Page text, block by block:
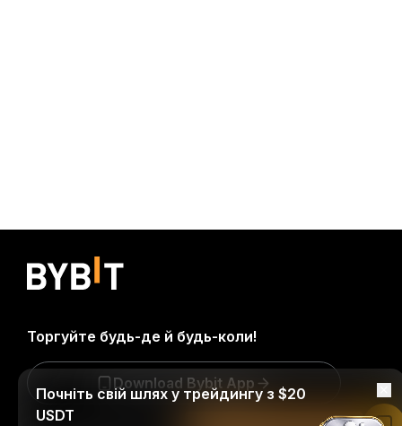
Торгуйте будь-де й будь-коли!
Download Bybit App
Почніть свій шлях у трейдингу з $20
USDT